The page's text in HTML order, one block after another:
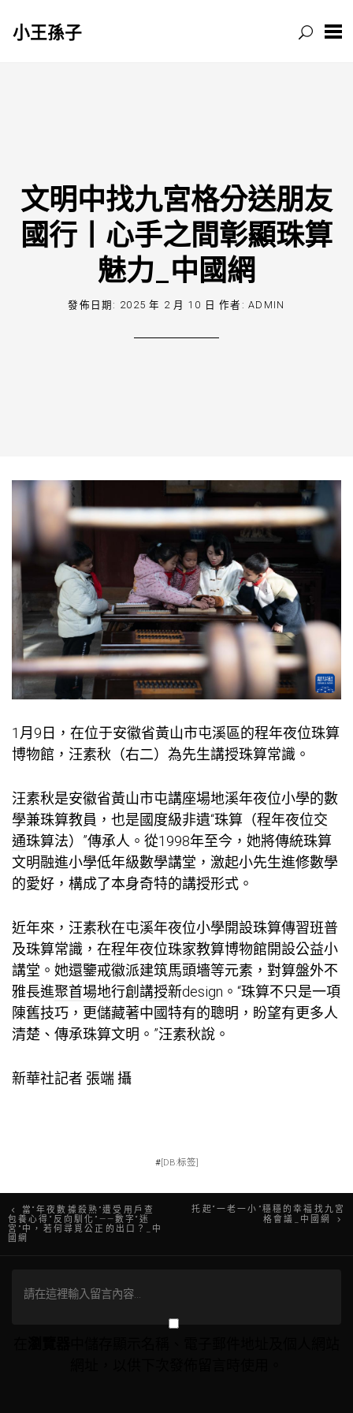
小王孫子
文明中找九宮格分送朋友
國行丨心手之間彰顯珠算
魅力_中國網
發佈日期: 2025 年 2 月 10 日 作者:ADMIN
1月9日，在位于安徽省黃山市屯溪區的程年夜位珠算
博物館，汪素秋（右二）為先生講授珠算常識。
汪素秋是安徽省黃山市屯講座場地溪年夜位小學的數
學兼珠算教員，也是國度級非遺“珠算（程年夜位交
通珠算法）”傳承人。從1998年至今，她將傳統珠算
文明融進小學低年級數學講堂，激起小先生進修數學
的愛好，構成了本身奇特的講授形式。
近年來，汪素秋在屯溪年夜位小學開設珠算傳習班普
及珠算常識，在程年夜位珠家教算博物館開設公益小
講堂。她還鑒戒徽派建筑馬頭墻等元素，對算盤外不
雅長進聚首場地行創 講授新design。“珠算不只是一項
陳舊技巧，更儲藏著中國特有的聰明，盼望有更多人
清楚、傳承珠算文明。”汪素秋說。
新華社記者 張端 攝
#[DB:标签]
文
章
覽
當“年夜數據殺熟”遭受用戶查
包養心得“反向馴化”——數字“迷
宮”中，若何尋覓公正的出口？_中
國網
托起“一老一小”穩穩的幸福找九宮
格會議_中國網